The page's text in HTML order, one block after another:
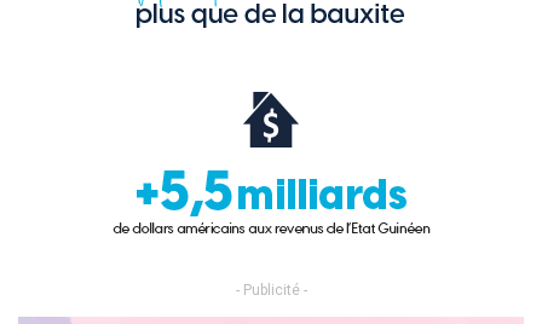
- Publicité -